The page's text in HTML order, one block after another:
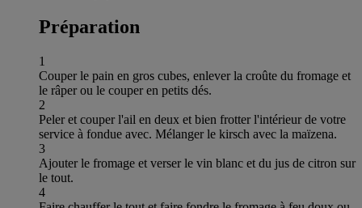
Préparation
1
Couper le pain en gros cubes, enlever la croûte du fromage et
le râper ou le couper en petits dés.
2
Peler et couper l'ail en deux et bien frotter l'intérieur de votre
service à fondue avec. Mélanger le kirsch avec la maïzena.
3
Ajouter le fromage et verser le vin blanc et du jus de citron sur
le tout.
4